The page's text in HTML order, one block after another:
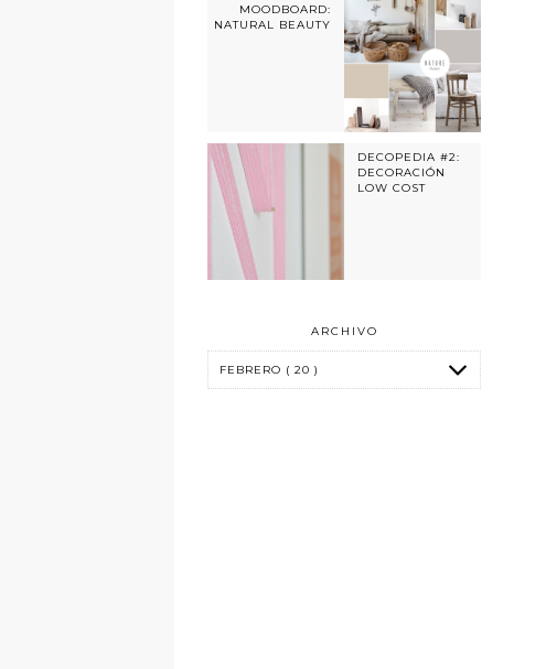
MOODBOARD:
NATURAL BEAUTY
DECOPEDIA #2:
DECORACIÓN
LOW COST
ARCHIVO